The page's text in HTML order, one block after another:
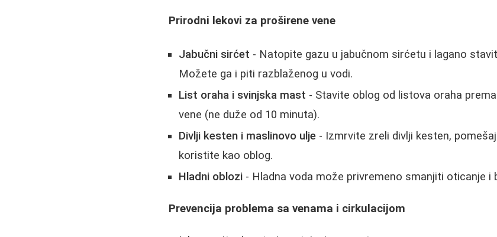
Prirodni lekovi za proširene vene
Jabučni sirćet - Natopite gazu u jabučnom sirćetu i lagano
Možete ga i piti razblaženog u vodi.
List oraha i svinjska mast - Stavite oblog od listova oraha
vene (ne duže od 10 minuta).
Divlji kesten i maslinovo ulje - Izmrvite zreli divlji kesten,
koristite kao oblog.
Hladni oblozi - Hladna voda može privremeno smanjiti oticanje i
Prevencija problema sa venama i cirkulacijom